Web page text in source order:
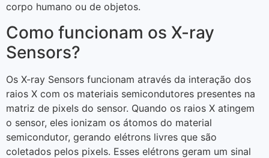
corpo humano ou de objetos.
Como funcionam os X-ray
Sensors?
Os X-ray Sensors funcionam através da interação dos
raios X com os materiais semicondutores presentes na
matriz de pixels do sensor. Quando os raios X atingem
o sensor, eles ionizam os átomos do material
semicondutor, gerando elétrons livres que são
coletados pelos pixels. Esses elétrons geram um sinal